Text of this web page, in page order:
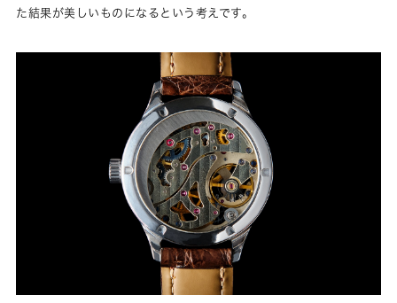
た結果が美しいものになるという考えです。